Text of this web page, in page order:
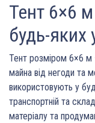
Тент 6×6
будь-яких
Тент розміром 6×6 м
майна від негоди та
використовують у
транспортній та
матеріалу та